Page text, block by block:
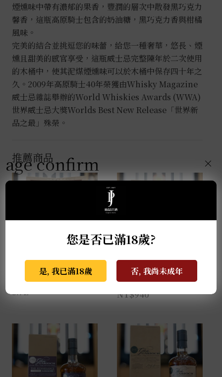
煙燻味中帶有濃郁的果香，豐潤的層次中散發黑巧克力
馨香，這瓶高原騎士包含的奶油糖，黑巧克力香與柑橘
風味。
完美的結合並挑逗您的味蕾，給您一種奢華，悠長、煙
燻且甜美的感官享受，這瓶威士忌完整陳年於二次使用
的木桶中，使其泥煤煙燻味可以於木桶中保存四十年之
久。2009年高原騎士40年榮獲由Whisky Magazine
威士忌雜誌舉辦的World Whiskies Awards (WWA)
世界威士忌大獎Worlds Best New Release「世界新
品之最」殊榮。
推薦商品
麥卡倫THE RED
COLLECTION 50年
0.7L
格蘭蓋瑞典藏特級單一
麥芽威士忌 0.7L
NT$940
age confirm
您是否已滿18歲?
是, 我已滿18歲 否, 我尚未成年
×